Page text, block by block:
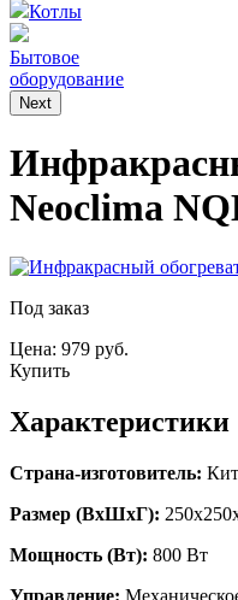
Котлы
Бытовое
оборудование
Next
Neoclima
Под заказ
Цена: 979 руб.
Купить
Характеристики
Страна-изготовитель:
Размер (ВхШхГ):
Мощность (Вт): 800 Вт
Управление: